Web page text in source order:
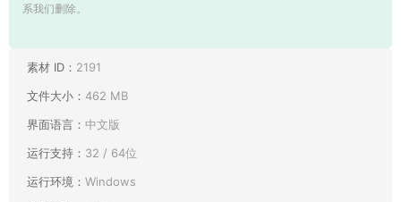
系我们删除。
素材 ID： 2191
文件大小： 462 MB
界面语言： 中文版
运行支持： 32 / 64位
运行环境： Windows